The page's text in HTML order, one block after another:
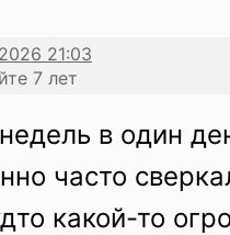
7 лет
в один
часто
какой-то